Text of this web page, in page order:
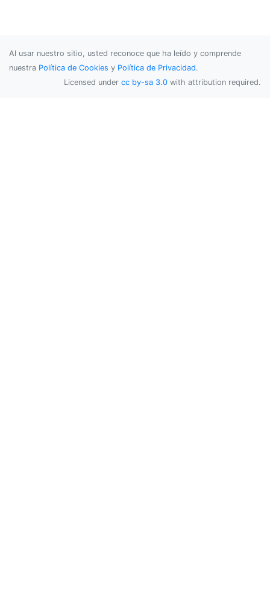
Al usar nuestro sitio, usted reconoce que ha leído y comprende
nuestra Política de Cookies y Política de Privacidad.
Licensed under cc by-sa 3.0 with attribution required.